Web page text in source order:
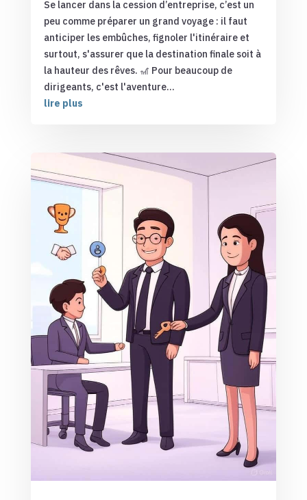
Se lancer dans la cession d’entreprise, c’est un
peu comme préparer un grand voyage : il faut
anticiper les embûches, fignoler l'itinéraire et
surtout, s'assurer que la destination finale soit à
la hauteur des rêves. 🎢 Pour beaucoup de
dirigeants, c'est l'aventure...
lire plus